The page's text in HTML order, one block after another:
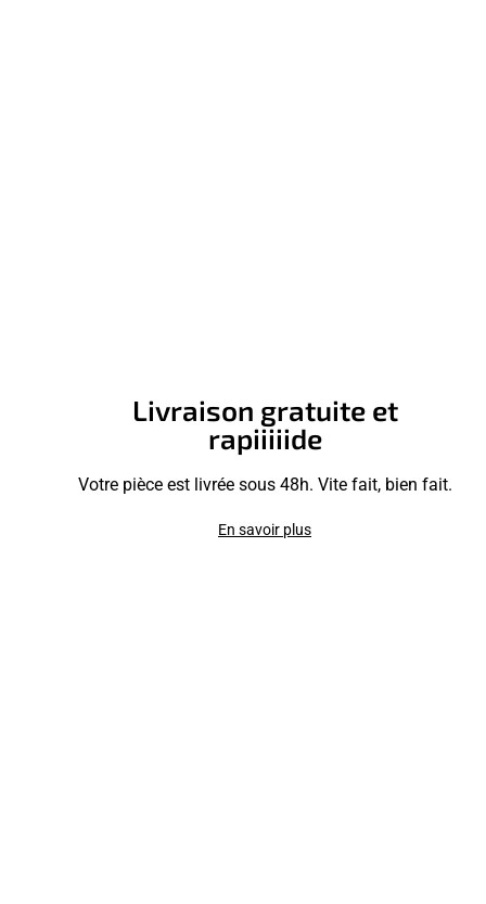
Livraison gratuite et
rapiiiiide
Votre pièce est livrée sous 48h. Vite fait, bien fait.
En savoir plus